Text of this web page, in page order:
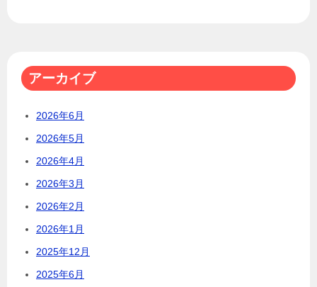
アーカイブ
2026年6月
2026年5月
2026年4月
2026年3月
2026年2月
2026年1月
2025年12月
2025年6月